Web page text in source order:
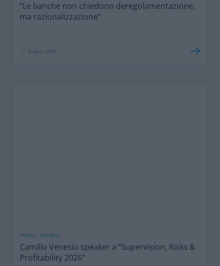
“Le banche non chiedono deregolamentazione,
ma razionalizzazione”
11 Giugno 2026
PRIVATI, IMPRESE
Camillo Venesio speaker a “Supervision, Risks &
Profitability 2026”